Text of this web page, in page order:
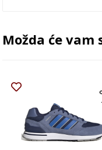
Možda će